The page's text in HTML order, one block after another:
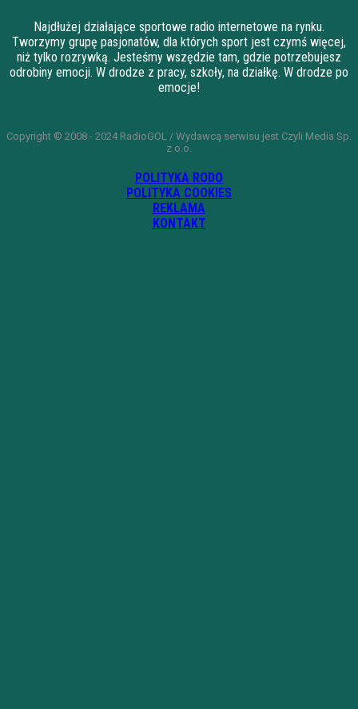
Najdłużej działające sportowe radio internetowe na rynku.
Tworzymy grupę pasjonatów, dla których sport jest czymś więcej,
niż tylko rozrywką. Jesteśmy wszędzie tam, gdzie potrzebujesz
odrobiny emocji. W drodze z pracy, szkoły, na działkę. W drodze po
emocje!
Copyright © 2008 - 2024 RadioGOL / Wydawcą serwisu jest Czyli Media Sp.
z o.o.
POLITYKA RODO
POLITYKA COOKIES
REKLAMA
KONTAKT